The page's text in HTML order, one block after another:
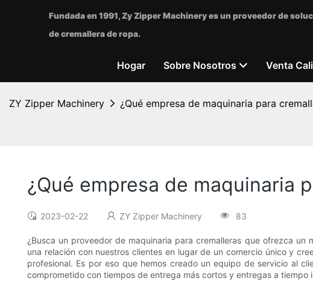
Fundada en 1991, Zy Zipper Machinery es un proveedor de
de cremallera de ropa.
Hogar Sobre Nosotros Venta
ZY Zipper Machinery ¿Qué empresa de maquinaria para
¿Qué empresa de maquinaria
2023-02-22 ZY Zipper Machinery 83
¿Busca un proveedor de maquinaria para cremalleras que ofrezca
una relación con nuestros clientes en lugar de un comercio único y
profesional. Es por eso que hemos creado un equipo de servicio al
comprometido con tiempos de entrega más cortos y entregas a tiempo